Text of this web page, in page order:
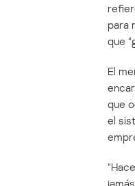
para
que
El
que
el